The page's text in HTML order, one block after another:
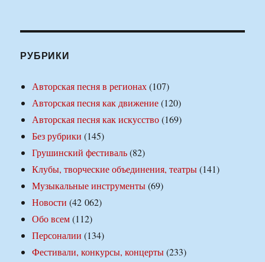
РУБРИКИ
Авторская песня в регионах(107)
Авторская песня как движение(120)
Авторская песня как искусство(169)
Без рубрики (145)
Грушинский фестиваль(82)
Клубы, творческие объединения, театры(141)
Музыкальные инструменты(69)
Новости (42 062)
Обо всем(112)
Персоналии (134)
Фестивали, конкурсы, концерты(233)